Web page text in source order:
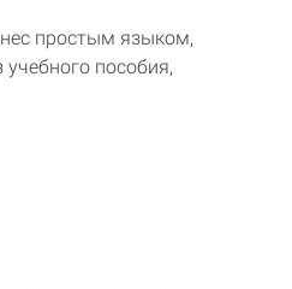
простым языком,
пособия,